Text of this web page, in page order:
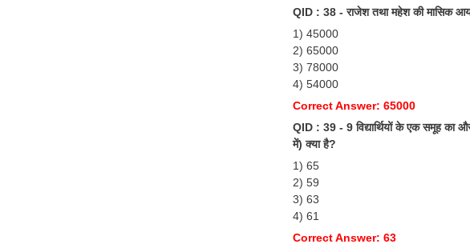
QID : 38 - राजेश तथा महेश की मासिक
1) 45000
2) 65000
3) 78000
4) 54000
Correct Answer: 65000
QID : 39 - 9 विद्यार्थियों के एक समूह का
में) क्या है?
1) 65
2) 59
3) 63
4) 61
Correct Answer: 63